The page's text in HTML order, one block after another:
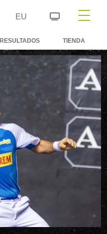
EU
RESULTADOS TIENDA